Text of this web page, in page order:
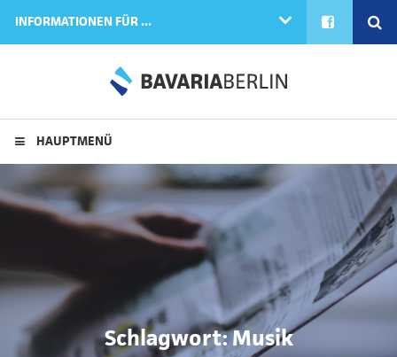
INFORMATIONEN FÜR ... FACEBOOK
HAUPTMENÜ
Schlagwort:Musik